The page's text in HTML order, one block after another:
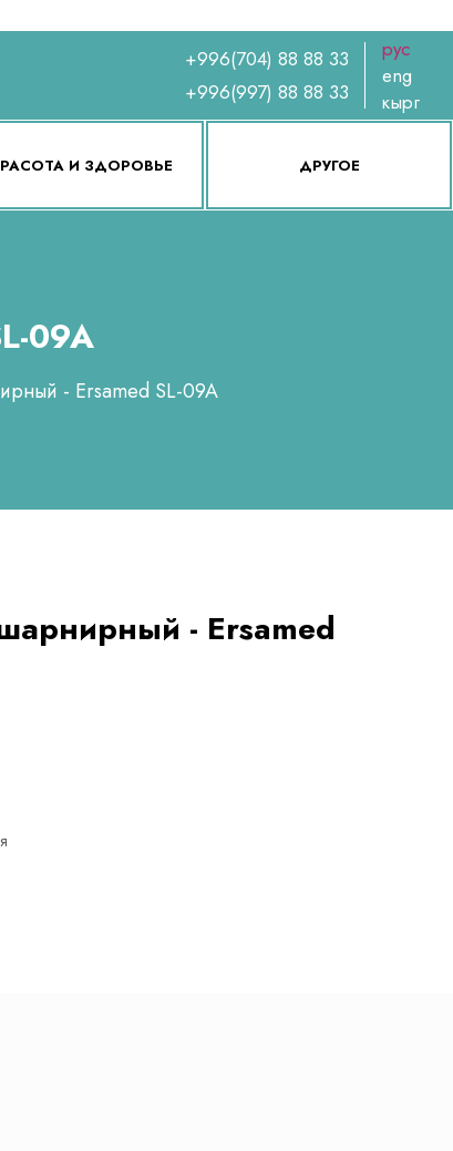
+996(704) 88 88 33
+996(997) 88 88 33
рус
eng
кырг
И ЗДОРОВЬЕ ДРУГОЕ
09A
- Ersamed SL-09A
- Ersamed